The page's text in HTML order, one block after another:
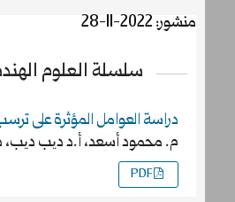
منشور: 2022-11-28
سلسلة العلوم
دراسة العوامل المؤثرة على
م. محمود أسعد، أ.د دیب
PDF